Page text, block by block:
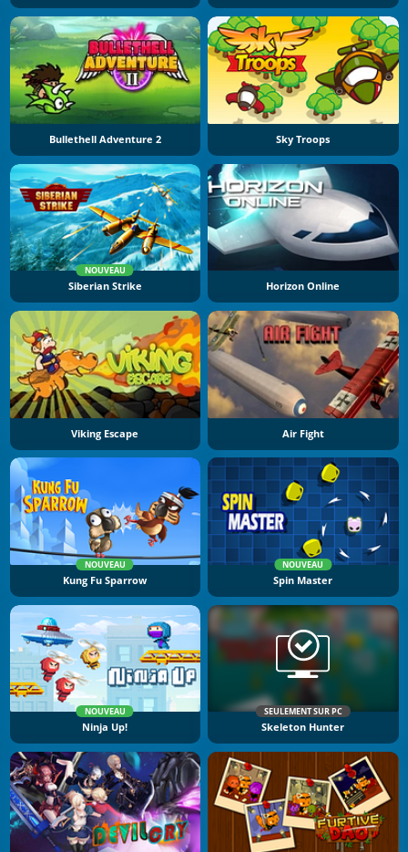
Bullethell Adventure 2 Sky Troops
NOUVEAU
Siberian Strike Horizon Online
Viking Escape Air Fight
NOUVEAU
Kung Fu Sparrow
NOUVEAU
Spin Master
NOUVEAU
Ninja Up!
SEULEMENT SUR PC
Skeleton Hunter